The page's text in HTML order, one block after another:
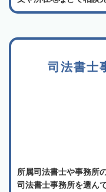
司法書士
所属司法書士や事務所
司法書士事務所を選ん